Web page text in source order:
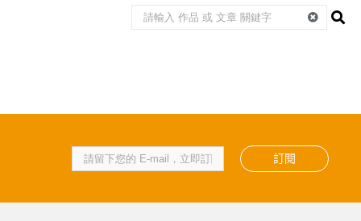
訂閱